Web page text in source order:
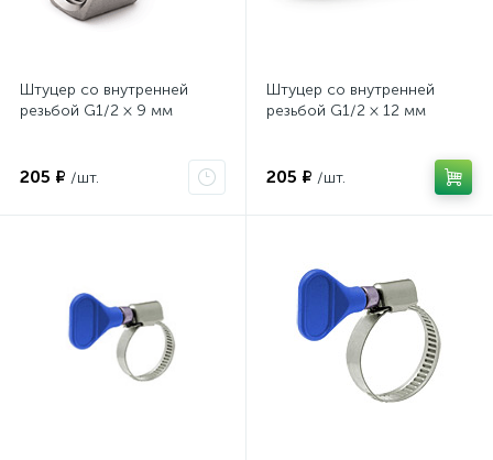
Штуцер со внутренней
резьбой G1/2 × 9 мм
205 ₽ /шт.
Штуцер со внутренней
резьбой G1/2 × 12 мм
205 ₽ /шт.